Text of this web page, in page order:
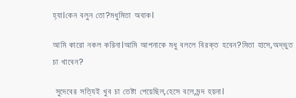
হ্যা।কেন বলুন তো?মধুমিতা অবাক।
আমি কারো নকল করিনা।আমি আপনাকে মধু বললে বিরক্ত হবেন?মিতা হাসে,অদ্ভুত
চা খাবেন?
সুদেবের সত্যিই খুব চা তেষ্টা পেয়েছিল,হেসে বলে,মন্দ হয়না।